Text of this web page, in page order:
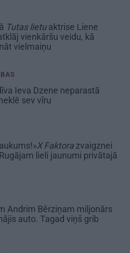
Tutas lietuaktrise Liene
vienkāršu veidu, kā
vielmaiņu
Ieva Dzene neparastā
sev vīru
X Faktora zvaigznei
lieli jaunumi privātajā
Andrim Bērziņam miljonārs
auto. Tagad viņš grib